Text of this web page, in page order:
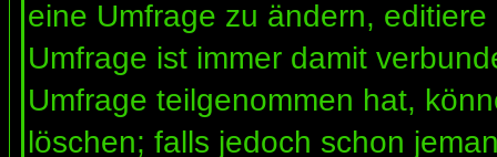
eine Umfrage zu ändern,
Umfrage ist immer damit
Umfrage teilgenommen hat,
löschen; falls jedoch schon